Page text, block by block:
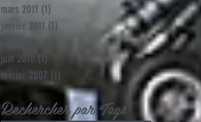
mars 2011 (1)
janvier 2011 (1)
juin 2010 (1)
février 2007 (1)
Rechercher par Tags